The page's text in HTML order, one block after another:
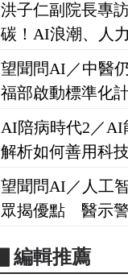
洪子仁副院長專
碳！AI浪潮、人
望聞問AI／中醫
福部啟動標準化
AI陪病時代2／AI
解析如何善用科
望聞問AI／人工
眾揭優點 醫示
▋編輯推薦